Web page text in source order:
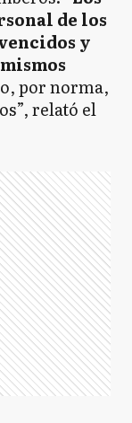
de los
y
por norma,
relató el